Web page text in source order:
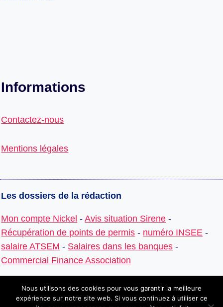
Informations
Contactez-nous
Mentions légales
Les dossiers de la rédaction
Mon compte Nickel -Avis situation Sirene -
Récupération de points de permis - numéro INSEE -
salaire ATSEM - Salaires dans les banques -
Commercial Finance Association
Nous utilisons des cookies pour vous garantir la meilleure
expérience sur notre site web. Si vous continuez à utiliser ce